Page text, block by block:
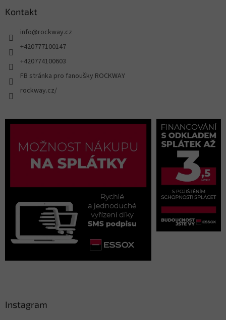
Kontakt
info@rockway.cz
+420777100147
+420774100603
FB stránka pro fanoušky ROCKWAY
rockway.cz/
Instagram